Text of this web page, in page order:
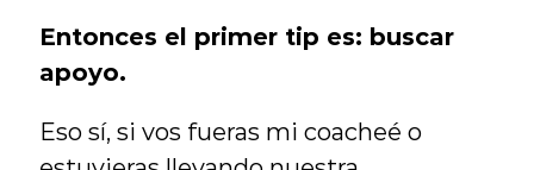
Entonces el primer tip es: buscar
apoyo.
Eso sí, si vos fueras mi coacheé o